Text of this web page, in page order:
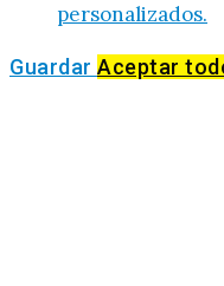
personalizados.
Guardar Aceptar